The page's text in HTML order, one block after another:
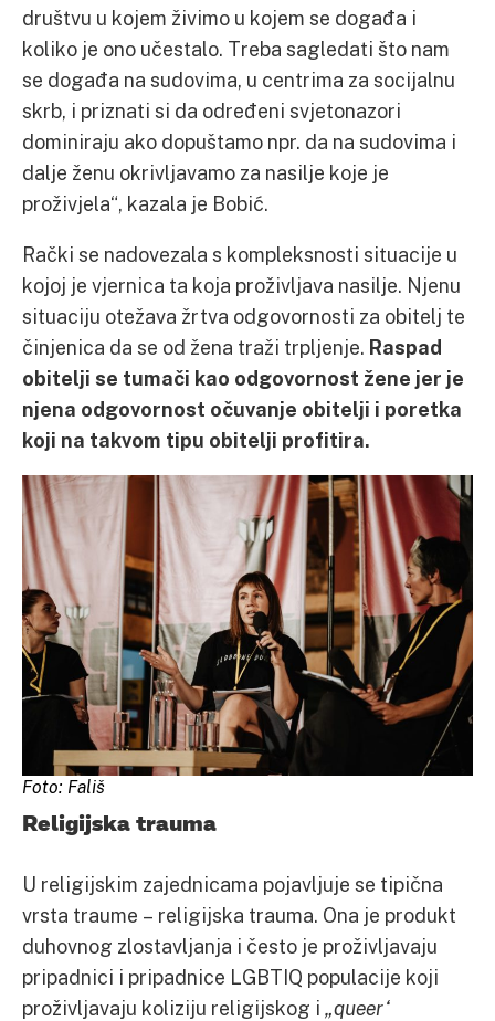
društvu u kojem živimo u kojem se događa i
koliko je ono učestalo. Treba sagledati što nam
se događa na sudovima, u centrima za socijalnu
skrb, i priznati si da određeni svjetonazori
dominiraju ako dopuštamo npr. da na sudovima i
dalje ženu okrivljavamo za nasilje koje je
proživjela“, kazala je Bobić.
Rački se nadovezala s kompleksnosti situacije u
kojoj je vjernica ta koja proživljava nasilje. Njenu
situaciju otežava žrtva odgovornosti za obitelj te
činjenica da se od žena traži trpljenje. Raspad
obitelji se tumači kao odgovornost žene jer je
njena odgovornost očuvanje obitelji i poretka
koji na takvom tipu obitelji profitira.
Foto: Fališ
Religijska trauma
U religijskim zajednicama pojavljuje se tipična
vrsta traume – religijska trauma. Ona je produkt
duhovnog zlostavljanja i često je proživljavaju
pripadnici i pripadnice LGBTIQ populacije koji
proživljavaju koliziju religijskog i „queer“